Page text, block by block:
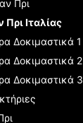
Πρι
Πρι Ιταλίας
Δοκιμαστικά 1
Δοκιμαστικά 2
Δοκιμαστικά 3